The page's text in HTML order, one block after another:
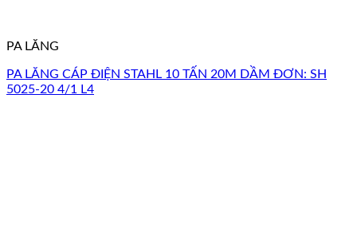
PA LĂNG
PA LĂNG CÁP ĐIỆN STAHL 10 TẤN 20M DẦM ĐƠN: SH
5025-20 4/1 L4